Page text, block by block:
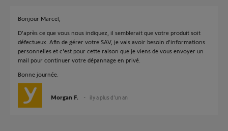
Bonjour Marcel,
D'après ce que vous nous indiquez, il semblerait que votre produit soit
défectueux. Afin de gérer votre SAV, je vais avoir besoin d'informations
personnelles et c'est pour cette raison que je viens de vous envoyer un
mail pour continuer votre dépannage en privé.
Bonne journée.
Morgan F. il y a plus d'un an